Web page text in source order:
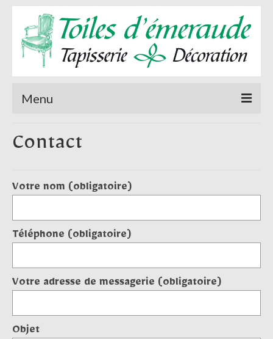
Menu
Sièges
Tenture murale
Contact
Contact
Votre nom (obligatoire)
Téléphone (obligatoire)
Votre adresse de messagerie (obligatoire)
Objet